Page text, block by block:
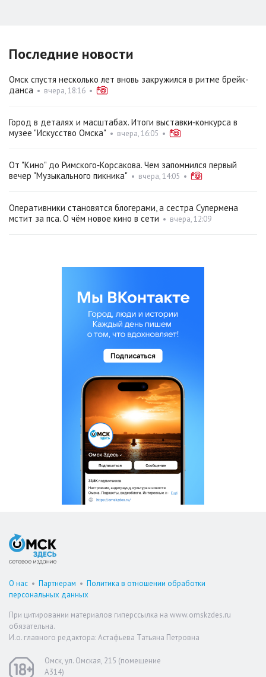
Последние новости
Омск спустя несколько лет вновь закружился в ритме брейк-
данса • вчера, 18:16 •
Город в деталях и масштабах. Итоги выставки‑конкурса в
музее "Искусство Омска" • вчера, 16:05 •
От "Кино" до Римского‑Корсакова. Чем запомнился первый
вечер "Музыкального пикника" • вчера, 14:05 •
Оперативники становятся блогерами, а сестра Супермена
мстит за пса. О чём новое кино в сети • вчера, 12:09
О нас • Партнерам • Политика в отношении обработки
персональных данных
При цитировании материалов гиперссылка на www.omskzdes.ru
обязательна.
И.о. главного редактора: Астафьева Татьяна Петровна
Омск, ул. Омская, 215 (помещение
А314)